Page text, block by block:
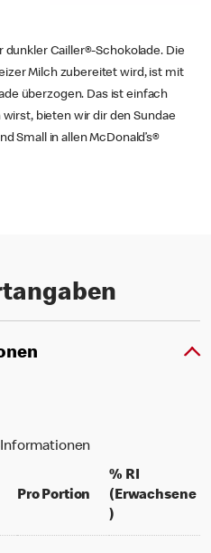
Cailler®-Schokolade. Die
Milch zubereitet wird, ist mit
überzogen. Das ist einfach
bieten wir dir den Sundae
Small in allen McDonald’s®
100 grams
Pro Portion per portion
% RI
(Erwachsene
)% daily value